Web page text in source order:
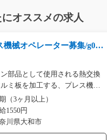
オススメの求人
機械オペレーター募集/g05_
部品として使用される熱交換
ミ板を加工する、プレス機
（3ヶ月以上）
1550円
川県大和市